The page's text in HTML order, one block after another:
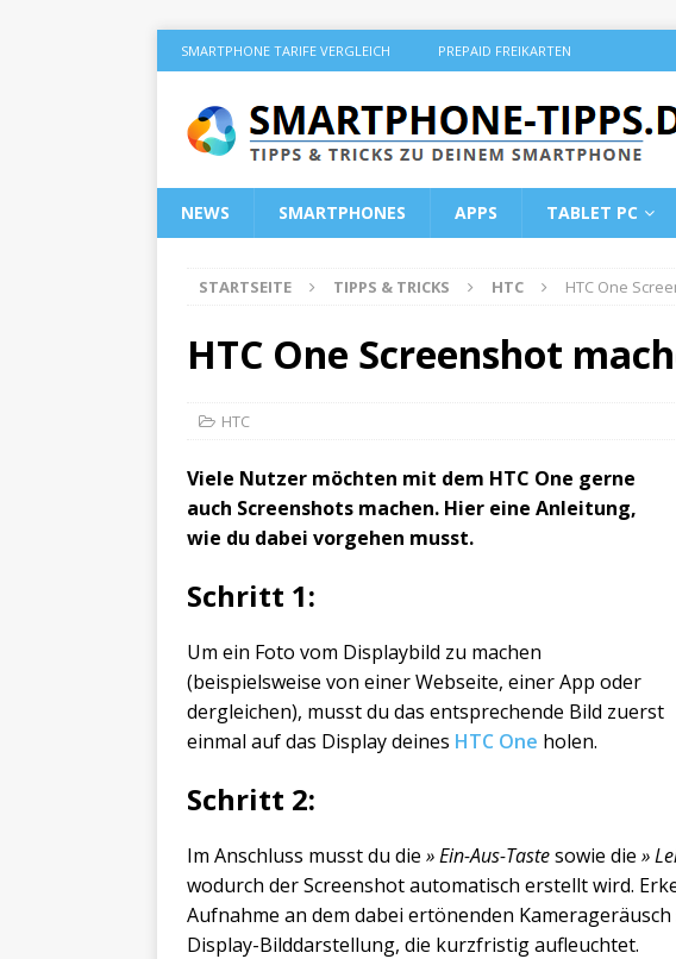
SMARTPHONE TARIFE VERGLEICH PREPAID FREIKARTEN
NEWS SMARTPHONES APPS TABLET PC
STARTSEITE TIPPS & TRICKS HTC HTC One
HTC One Screenshot
HTC
Viele Nutzer möchten mit dem HTC One gerne
auch Screenshots machen. Hier eine Anleitung,
wie du dabei vorgehen musst.
Schritt 1:
Um ein Foto vom Displaybild zu machen
(beispielsweise von einer Webseite, einer App oder
dergleichen), musst du das entsprechende Bild zuerst
einmal auf das Display deines HTC One holen.
Schritt 2:
Im Anschluss musst du die » Ein-Aus-Tastesowie die »
wodurch der Screenshot automatisch erstellt wird.
Aufnahme an dem dabei ertönenden
Display-Bilddarstellung, die kurzfristig aufleuchtet.